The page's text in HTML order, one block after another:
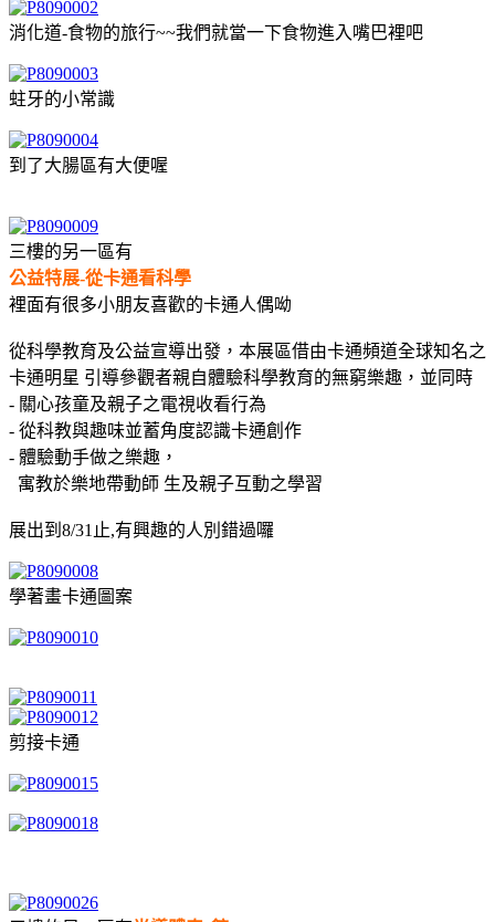
消化道-食物的旅行~~我們就當一下食物進入嘴巴裡吧
蛀牙的小常識
到了大腸區有大便喔
三樓的另一區有
公益特展-從卡通看科學
裡面有很多小朋友喜歡的卡通人偶呦
從科學教育及公益宣導出發，本展區借由卡通頻道全球知名之
卡通明星 引導參觀者親自體驗科學教育的無窮樂趣，並同時
- 關心孩童及親子之電視收看行為
- 從科教與趣味並蓄角度認識卡通創作
- 體驗動手做之樂趣，
寓教於樂地帶動師 生及親子互動之學習
展出到8/31止,有興趣的人別錯過囉
學著畫卡通圖案
剪接卡通